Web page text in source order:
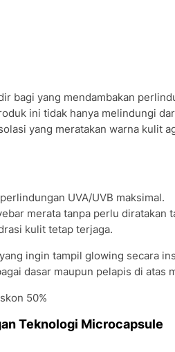
bagi yang mendambakan
ini tidak hanya melindungi
yang meratakan warna kulit
UVA/UVB maksimal.
merata tanpa perlu diratakan
kulit tetap terjaga.
ingin tampil glowing secara
dasar maupun pelapis di atas
50%
Teknologi Microcapsule